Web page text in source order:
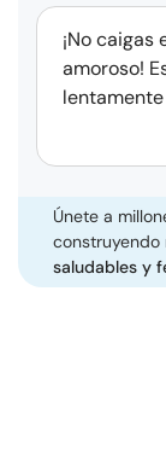
¡No
amoroso!
Únete a
construyendo
saludables y